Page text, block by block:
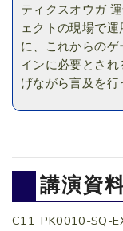
ティクスオウガ
ェクトの現場で
に、これからの
インに必要とさ
げながら言及を行
講演資
C11_PK0010-SQ-